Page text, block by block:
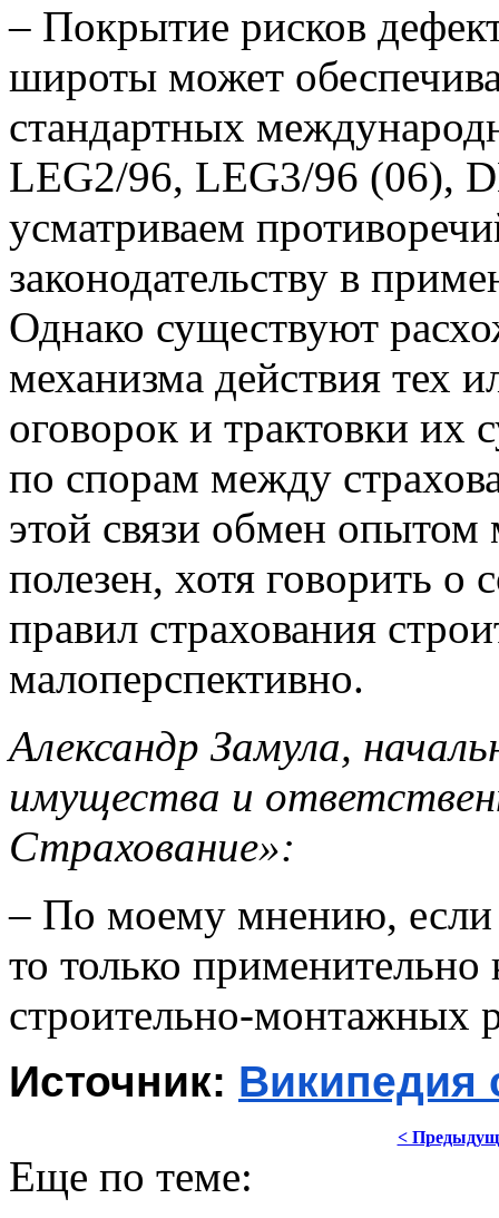
– Покрытие рисков
широты может
стандартных
LEG2/96, LEG3/96 (06),
усматриваем
законодательству в
Однако существуют
механизма действия тех
оговорок и трактовки
по спорам между
этой связи обмен
полезен, хотя говорить о
правил страхования
малоперспективно.
Александр Замула,
имущества и
Страхование»:
– По моему мнению, если
то только применительно
строительно-монтажных
Источник: Википедия
<
Еще по теме: